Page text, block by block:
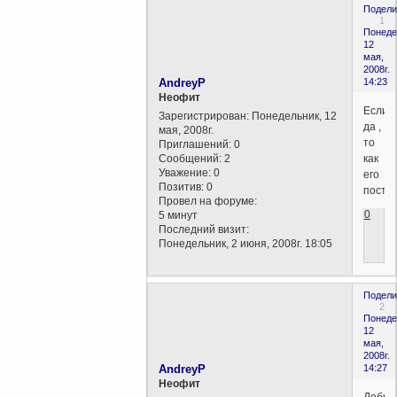
1
12
мая,
2008г.
14:23
AndreyP
Неофит
Зарегистрирован: Понедельник, 12
мая, 2008г.
Приглашений: 0
Сообщений: 2
Уважение: 0
Позитив: 0
Провел на форуме:
5 минут
Последний визит:
Понедельник, 2 июня, 2008г. 18:05
Если
да ,
то
как
его
0
2
12
мая,
2008г.
14:27
AndreyP
Неофит